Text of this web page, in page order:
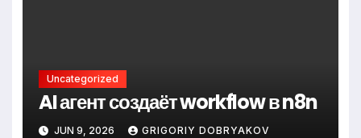
Uncategorized
AI агент создаёт workflow в n8n
JUN 9, 2026 GRIGORIY DOBRYAKOV